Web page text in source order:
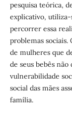
pesquisa teórica,
explicativo, utiliza-
percorrer essa
problemas
de mulheres que
de seus bebês
vulnerabilidade
social das mães
família.